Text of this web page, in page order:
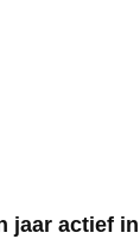
jaar actief